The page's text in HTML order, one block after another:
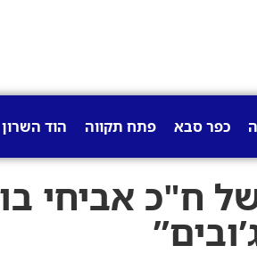
כפר סבא פתח תקווה הוד השרון
ח"כ אביחי